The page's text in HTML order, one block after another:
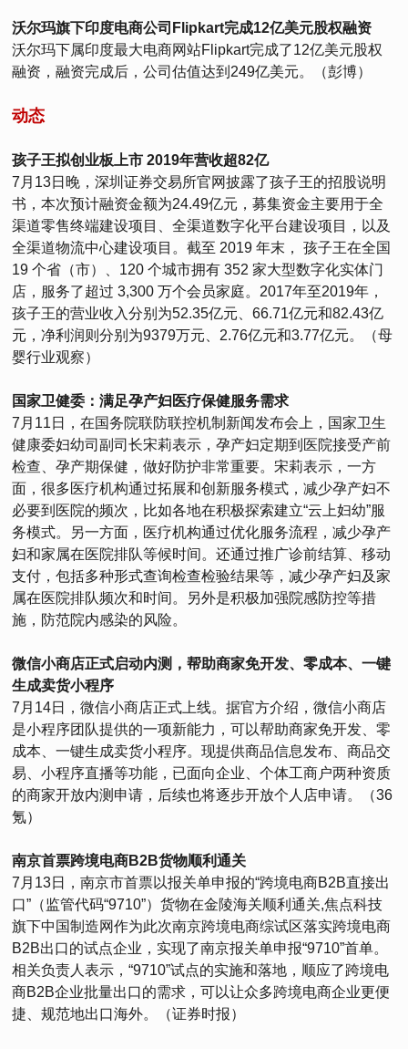
沃尔玛旗下印度电商公司Flipkart完成12亿美元股权融资
沃尔玛下属印度最大电商网站Flipkart完成了12亿美元股权
融资，融资完成后，公司估值达到249亿美元。（彭博）
动态
孩子王拟创业板上市 2019年营收超82亿
7月13日晚，深圳证券交易所官网披露了孩子王的招股说明
书，本次预计融资金额为24.49亿元，募集资金主要用于全
渠道零售终端建设项目、全渠道数字化平台建设项目，以及
全渠道物流中心建设项目。截至 2019 年末， 孩子王在全国
19 个省（市）、120 个城市拥有 352 家大型数字化实体门
店，服务了超过 3,300 万个会员家庭。2017年至2019年，
孩子王的营业收入分别为52.35亿元、66.71亿元和82.43亿
元，净利润则分别为9379万元、2.76亿元和3.77亿元。（母
婴行业观察）
国家卫健委：满足孕产妇医疗保健服务需求
7月11日，在国务院联防联控机制新闻发布会上，国家卫生
健康委妇幼司副司长宋莉表示，孕产妇定期到医院接受产前
检查、孕产期保健，做好防护非常重要。宋莉表示，一方
面，很多医疗机构通过拓展和创新服务模式，减少孕产妇不
必要到医院的频次，比如各地在积极探索建立“云上妇幼”服
务模式。另一方面，医疗机构通过优化服务流程，减少孕产
妇和家属在医院排队等候时间。还通过推广诊前结算、移动
支付，包括多种形式查询检查检验结果等，减少孕产妇及家
属在医院排队频次和时间。另外是积极加强院感防控等措
施，防范院内感染的风险。
微信小商店正式启动内测，帮助商家免开发、零成本、一键
生成卖货小程序
7月14日，微信小商店正式上线。据官方介绍，微信小商店
是小程序团队提供的一项新能力，可以帮助商家免开发、零
成本、一键生成卖货小程序。现提供商品信息发布、商品交
易、小程序直播等功能，已面向企业、个体工商户两种资质
的商家开放内测申请，后续也将逐步开放个人店申请。（36
氪）
南京首票跨境电商B2B货物顺利通关
7月13日，南京市首票以报关单申报的“跨境电商B2B直接出
口”（监管代码“9710”）货物在金陵海关顺利通关,焦点科技
旗下中国制造网作为此次南京跨境电商综试区落实跨境电商
B2B出口的试点企业，实现了南京报关单申报“9710”首单。
相关负责人表示，“9710”试点的实施和落地，顺应了跨境电
商B2B企业批量出口的需求，可以让众多跨境电商企业更便
捷、规范地出口海外。（证券时报）